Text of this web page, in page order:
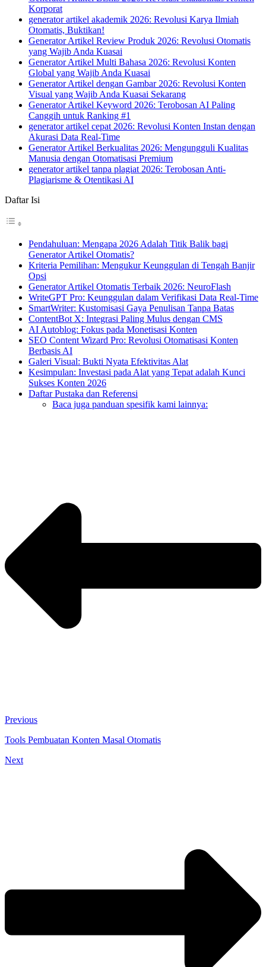
Korporat
generator artikel akademik 2026: Revolusi Karya Ilmiah
Otomatis, Buktikan!
Generator Artikel Review Produk 2026: Revolusi Otomatis
yang Wajib Anda Kuasai
Generator Artikel Multi Bahasa 2026: Revolusi Konten
Global yang Wajib Anda Kuasai
Generator Artikel dengan Gambar 2026: Revolusi Konten
Visual yang Wajib Anda Kuasai Sekarang
Generator Artikel Keyword 2026: Terobosan AI Paling
Canggih untuk Ranking #1
generator artikel cepat 2026: Revolusi Konten Instan dengan
Akurasi Data Real-Time
Generator Artikel Berkualitas 2026: Mengungguli Kualitas
Manusia dengan Otomatisasi Premium
generator artikel tanpa plagiat 2026: Terobosan Anti-
Plagiarisme & Otentikasi AI
Daftar Isi
Pendahuluan: Mengapa 2026 Adalah Titik Balik bagi
Generator Artikel Otomatis?
Kriteria Pemilihan: Mengukur Keunggulan di Tengah Banjir
Opsi
Generator Artikel Otomatis Terbaik 2026: NeuroFlash
WriteGPT Pro: Keunggulan dalam Verifikasi Data Real-Time
SmartWriter: Kustomisasi Gaya Penulisan Tanpa Batas
ContentBot X: Integrasi Paling Mulus dengan CMS
AI Autoblog: Fokus pada Monetisasi Konten
SEO Content Wizard Pro: Revolusi Otomatisasi Konten
Berbasis AI
Galeri Visual: Bukti Nyata Efektivitas Alat
Kesimpulan: Investasi pada Alat yang Tepat adalah Kunci
Sukses Konten 2026
Daftar Pustaka dan Referensi
Baca juga panduan spesifik kami lainnya:
Previous
Tools Pembuatan Konten Masal Otomatis
Next